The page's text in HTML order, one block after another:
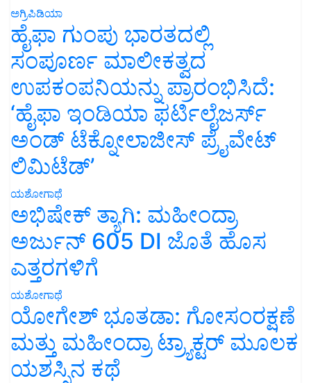
ಅಗ್ರಿಪಿಡಿಯಾ
ಹೈಫಾ ಗುಂಪು ಭಾರತದಲ್ಲಿ
ಸಂಪೂರ್ಣ ಮಾಲೀಕತ್ವದ
ಉಪಕಂಪನಿಯನ್ನು ಪ್ರಾರಂಭಿಸಿದೆ:
‘ಹೈಫಾ ಇಂಡಿಯಾ ಫರ್ಟಿಲೈಜರ್ಸ್
ಅಂಡ್ ಟೆಕ್ನೋಲಾಜೀಸ್ ಪ್ರೈವೇಟ್
ಲಿಮಿಟೆಡ್’
ಯಶೋಗಾಥೆ
ಅಭಿಷೇಕ್ ತ್ಯಾಗಿ: ಮಹೀಂದ್ರಾ
ಅರ್ಜುನ್ 605 DI ಜೊತೆ ಹೊಸ
ಎತ್ತರಗಳಿಗೆ
ಯಶೋಗಾಥೆ
ಯೋಗೇಶ್ ಭೂತಡಾ: ಗೋಸಂರಕ್ಷಣೆ
ಮತ್ತು ಮಹೀಂದ್ರಾ ಟ್ರ್ಯಾಕ್ಟರ್ ಮೂಲಕ
ಯಶಸ್ಸಿನ ಕಥೆ